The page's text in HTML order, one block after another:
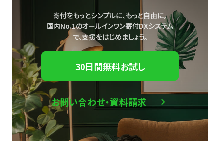
寄付をもっとシンプルに、もっと自由に。
国内No.1のオールインワン寄付DXシステム
で、支援をはじめましょう。
30日間無料お試し
お問い合わせ・資料請求